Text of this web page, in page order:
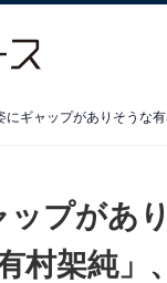
にギャップがありそうな
プがあ
村架純」